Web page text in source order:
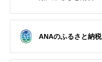
ANAのふるさと納税